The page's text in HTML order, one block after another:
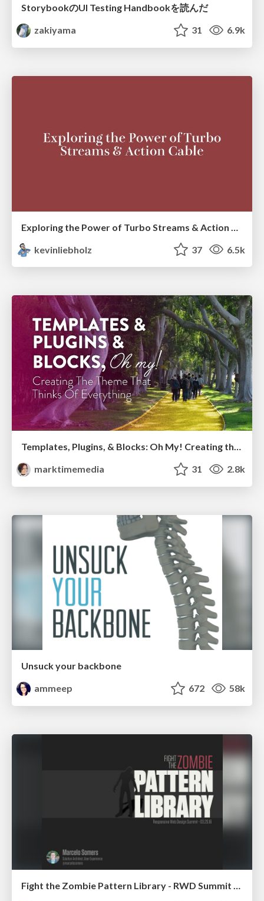
StorybookのUI Testing Handbookを読んだ
zakiyama
31 6.9k
kevinliebholz
37 6.5k
Templates, Plugins, & Blocks: Oh My! Creating the theme that thinks of everything
marktimemedia
31 2.8k
Unsuck your backbone
ammeep
672 58k